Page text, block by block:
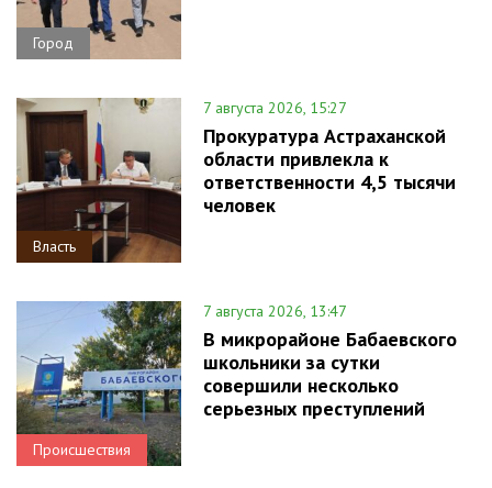
Город
Власть
7 августа 2026, 15:27
Прокуратура Астраханской
области привлекла к
ответственности 4,5 тысячи
человек
Происшествия
7 августа 2026, 13:47
В микрорайоне Бабаевского
школьники за сутки
совершили несколько
серьезных преступлений